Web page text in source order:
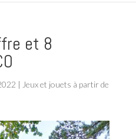
et 8
| Jeux et jouets à partir de